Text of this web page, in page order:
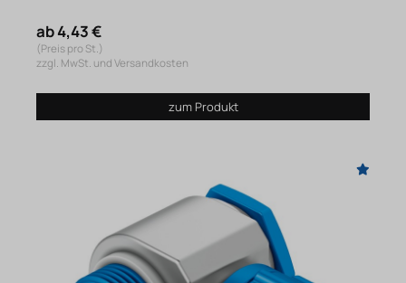
ab 4,43 €
(Preis pro St.)
zzgl. MwSt. und Versandkosten
zum Produkt